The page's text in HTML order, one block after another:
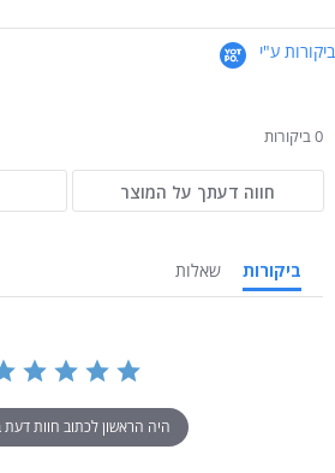
ביקורות ע"י
0 ביקורות
חווה דעתך על המוצר
ביקורות שאלות
היה הראשון לכתוב חוות דעת